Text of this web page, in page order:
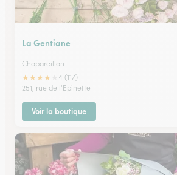
La Gentiane
Chapareillan
★★★★
4 (117)
251, rue de l'Epinette
Voir la boutique